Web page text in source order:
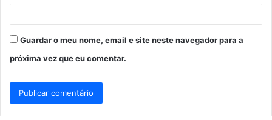
Guardar o meu nome, email e site neste navegador para a
próxima vez que eu comentar.